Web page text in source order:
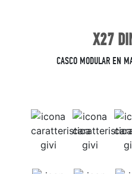
X27
CASCO MODULAR EN